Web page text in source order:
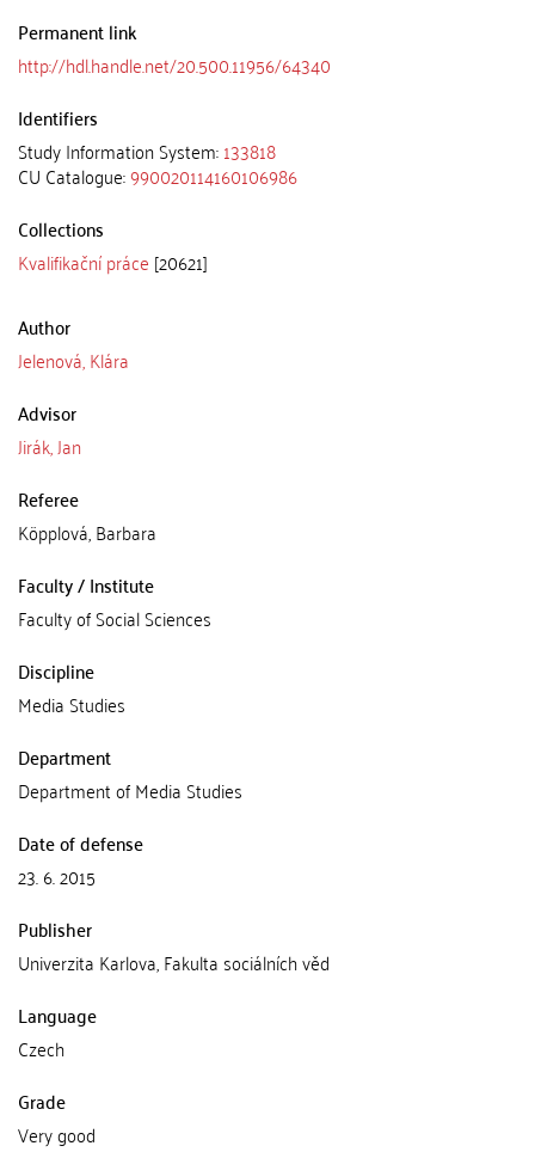
Permanent link
http://hdl.handle.net/20.500.11956/64340
Identifiers
Study Information System:133818
CU Catalogue:990020114160106986
Collections
Kvalifikační práce [20621]
Author
Jelenová, Klára
Advisor
Jirák, Jan
Referee
Köpplová, Barbara
Faculty / Institute
Faculty of Social Sciences
Discipline
Media Studies
Department
Department of Media Studies
Date of defense
23. 6. 2015
Publisher
Univerzita Karlova, Fakulta sociálních věd
Language
Czech
Grade
Very good